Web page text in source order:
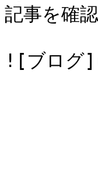
記事を確